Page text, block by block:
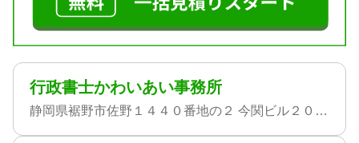
行政書士かわいあい事務所
静岡県裾野市佐野１４４０番地の２ 今関ビル２０１号室